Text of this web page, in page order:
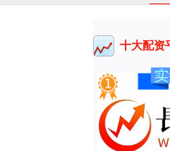
十大配资